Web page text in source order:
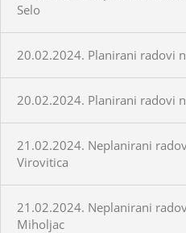
Selo
20.02.2024. Planirani radovi
20.02.2024. Planirani radovi
21.02.2024. Neplanirani
Virovitica
21.02.2024. Neplanirani
Miholjac